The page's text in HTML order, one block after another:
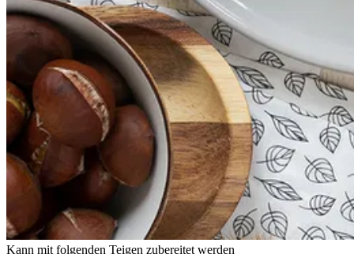
Kann mit folgenden Teigen zubereitet werden